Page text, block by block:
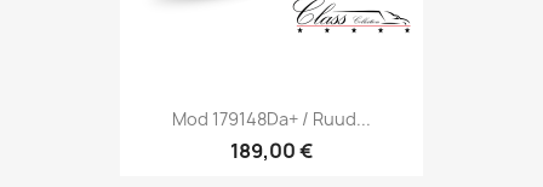
Mod 179148Da+ / Ruud...
189,00 €